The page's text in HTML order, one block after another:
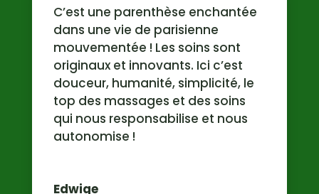
C’est une parenthèse enchantée
dans une vie de parisienne
mouvementée ! Les soins sont
originaux et innovants. Ici c’est
douceur, humanité, simplicité, le
top des massages et des soins
qui nous responsabilise et nous
autonomise !
Edwige